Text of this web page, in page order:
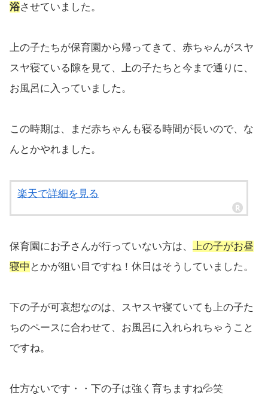
浴させていました。
上の子たちが保育園から帰ってきて、赤ちゃんがスヤ
スヤ寝ている隙を見て、上の子たちと今まで通りに、
お風呂に入っていました。
この時期は、まだ赤ちゃんも寝る時間が長いので、な
んとかやれました。
楽天で詳細を見る
保育園にお子さんが行っていない方は、
上の子がお昼
寝中 とかが狙い目ですね！休日はそうしていました。
下の子が可哀想なのは、スヤスヤ寝ていても上の子た
ちのペースに合わせて、お風呂に入れられちゃうこと
ですね。
仕方ないです・・下の子は強く育ちますね💦笑